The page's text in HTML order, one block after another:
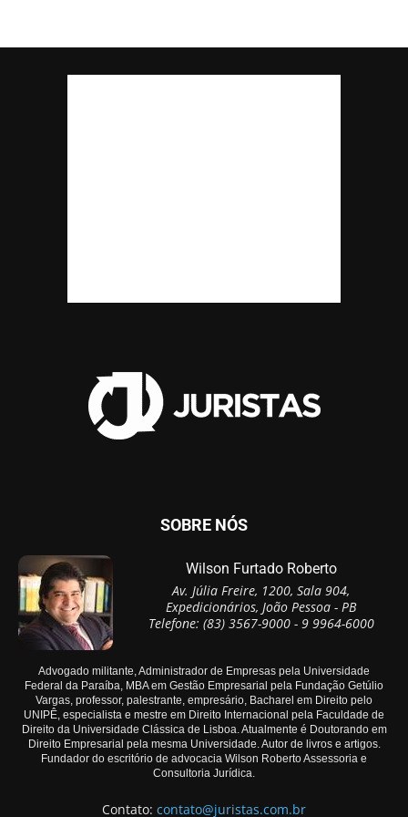
SOBRE NÓS
Wilson Furtado Roberto
Av. Júlia Freire, 1200, Sala 904,
Expedicionários, João Pessoa - PB
Telefone: (83) 3567-9000 - 9 9964-6000
Advogado militante, Administrador de Empresas pela Universidade
Federal da Paraíba, MBA em Gestão Empresarial pela Fundação Getúlio
Vargas, professor, palestrante, empresário, Bacharel em Direito pelo
UNIPÊ, especialista e mestre em Direito Internacional pela Faculdade de
Direito da Universidade Clássica de Lisboa. Atualmente é Doutorando em
Direito Empresarial pela mesma Universidade. Autor de livros e artigos.
Fundador do escritório de advocacia Wilson Roberto Assessoria e
Consultoria Jurídica.
Contato: contato@juristas.com.br